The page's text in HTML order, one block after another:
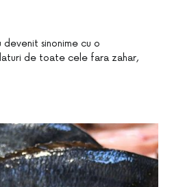
sinonime cu o
de toate cele fara zahar,